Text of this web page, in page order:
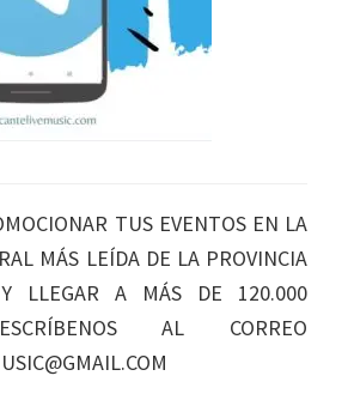
TUS EVENTOS EN LA
MÁS LEÍDA DE LA PROVINCIA
LLEGAR A MÁS DE 120.000
AL CORREO